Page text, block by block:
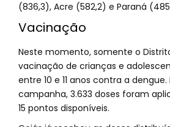
(836,3), Acre (582,2) e Paraná
Vacinação
Neste momento, somente o
vacinação de crianças e
entre 10 e 11 anos contra a
campanha, 3.633 doses foram
15 pontos disponíveis.